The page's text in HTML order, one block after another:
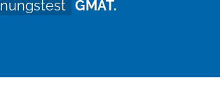
GMAT.